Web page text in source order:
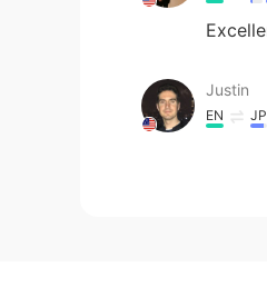
Justin
EN JP